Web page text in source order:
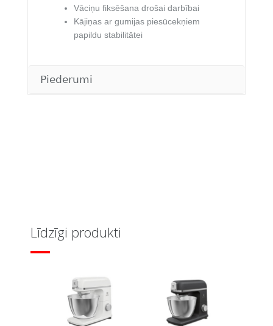
Vāciņu fiksēšana drošai darbībai
Kājiņas ar gumijas piesūcekņiem
papildu stabilitātei
Piederumi
Līdzīgi produkti